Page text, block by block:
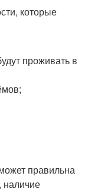
которые
проживать в
правильна
наличие